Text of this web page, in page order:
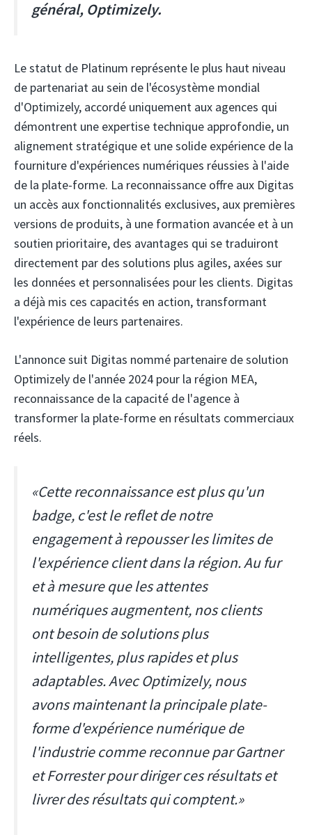
général, Optimizely.
Le statut de Platinum représente le plus haut niveau
de partenariat au sein de l'écosystème mondial
d'Optimizely, accordé uniquement aux agences qui
démontrent une expertise technique approfondie, un
alignement stratégique et une solide expérience de la
fourniture d'expériences numériques réussies à l'aide
de la plate-forme. La reconnaissance offre aux Digitas
un accès aux fonctionnalités exclusives, aux premières
versions de produits, à une formation avancée et à un
soutien prioritaire, des avantages qui se traduiront
directement par des solutions plus agiles, axées sur
les données et personnalisées pour les clients. Digitas
a déjà mis ces capacités en action, transformant
l'expérience de leurs partenaires.
L'annonce suit Digitas nommé partenaire de solution
Optimizely de l'année 2024 pour la région MEA,
reconnaissance de la capacité de l'agence à
transformer la plate-forme en résultats commerciaux
réels.
«Cette reconnaissance est plus qu'un
badge, c'est le reflet de notre
engagement à repousser les limites de
l'expérience client dans la région. Au fur
et à mesure que les attentes
numériques augmentent, nos clients
ont besoin de solutions plus
intelligentes, plus rapides et plus
adaptables. Avec Optimizely, nous
avons maintenant la principale plate-
forme d'expérience numérique de
l'industrie comme reconnue par Gartner
et Forrester pour diriger ces résultats et
livrer des résultats qui comptent.»